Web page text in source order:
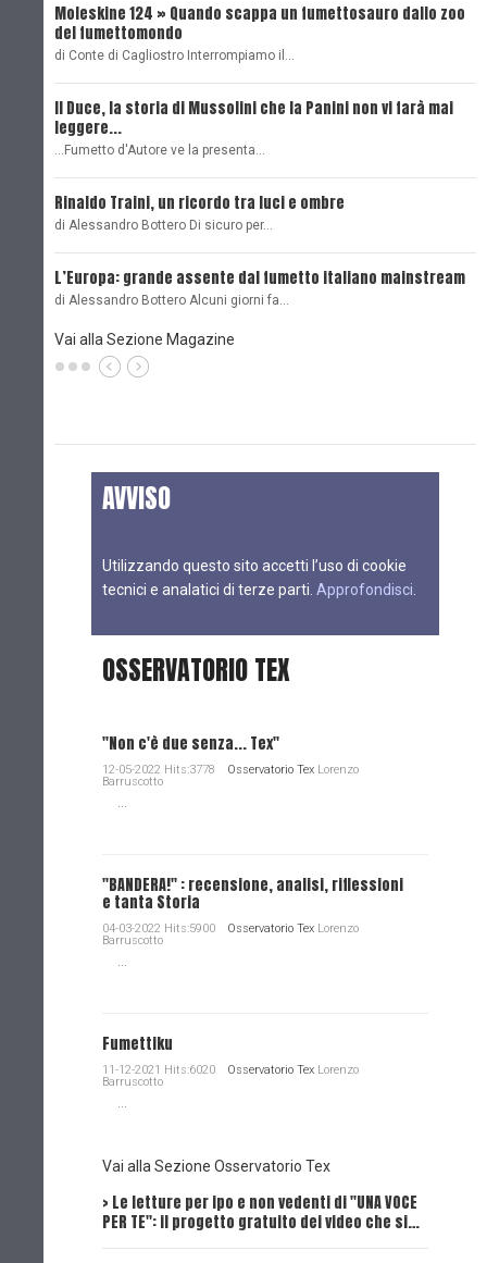
Moleskine 124 » Quando scappa un fumettosauro dallo zoo
del fumettomondo
di Conte di Cagliostro Interrompiamo il…
Il Duce, la storia di Mussolini che la Panini non vi farà mai
leggere...
...Fumetto d'Autore ve la presenta…
Rinaldo Traini, un ricordo tra luci e ombre
di Alessandro Bottero Di sicuro per…
L’Europa: grande assente dal fumetto italiano mainstream
di Alessandro Bottero Alcuni giorni fa…
Vai alla Sezione Magazine
AVVISO
Utilizzando questo sito accetti l’uso di cookie
tecnici e analatici di terze parti. Approfondisci
OSSERVATORIO TEX
"Non c'è due senza... Tex"
12-05-2022 Hits:3778 Osservatorio Tex Lorenzo
Barruscotto
...
"BANDERA!" : recensione, analisi, riflessioni
e tanta Storia
04-03-2022 Hits:5900 Osservatorio Tex Lorenzo
Barruscotto
...
Fumettiku
11-12-2021 Hits:6020 Osservatorio Tex Lorenzo
Barruscotto
...
Vai alla Sezione Osservatorio Tex
> Le letture per ipo e non vedenti di "UNA VOCE
PER TE": il progetto gratuito dei video che si…